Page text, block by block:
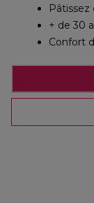
Pâtissez
+ de 30
Confort